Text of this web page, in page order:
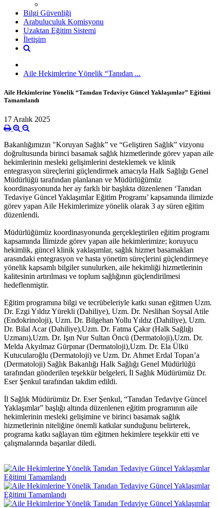
Bilgi Güvenliği
Arabuluculuk Komisyonu
Uzaktan Eğitim Sistemi
İletişim
Aile Hekimlerine Yönelik “Tanıdan ...
Aile Hekimlerine Yönelik “Tanıdan Tedaviye Güncel Yaklaşımlar” Eğitimi
Tamamlandı
17 Aralık 2025
Bakanlığımızın "Koruyan Sağlık” ve “Geliştiren Sağlık” vizyonu
doğrultusunda birinci basamak sağlık hizmetlerinde görev yapan aile
hekimlerinin mesleki gelişimlerini desteklemek ve klinik
entegrasyon süreçlerini güçlendirmek amacıyla Halk Sağlığı Genel
Müdürlüğü tarafından planlanan ve Müdürlüğümüz
koordinasyonunda her ay farklı bir başlıkta düzenlenen ‘Tanıdan
Tedaviye Güncel Yaklaşımlar Eğitim Programı’ kapsamında ilimizde
görev yapan Aile Hekimlerimize yönelik olarak 3 ay süren eğitim
düzenlendi.
Müdürlüğümüz koordinasyonunda gerçekleştirilen eğitim programı
kapsamında İlimizde görev yapan aile hekimlerimize; koruyucu
hekimlik, güncel klinik yaklaşımlar, sağlık hizmet basamakları
arasındaki entegrasyon ve hasta yönetim süreçlerini güçlendirmeye
yönelik kapsamlı bilgiler sunulurken, aile hekimliği hizmetlerinin
kalitesinin artırılması ve toplum sağlığının güçlendirilmesi
hedeflenmiştir.
Eğitim programına bilgi ve tecrübeleriyle katkı sunan eğitmen Uzm.
Dr. Ezgi Yıldız Yürekli (Dahiliye), Uzm. Dr. Neslihan Soysal Atile
(Endokrinoloji), Uzm. Dr. Bilgehan Yollu Yıldız (Dahiliye), Uzm.
Dr. Bilal Acar (Dahiliye),Uzm. Dr. Fatma Çakır (Halk Sağlığı
Uzmanı),Uzm. Dr. Işın Nur Sultan Öncü (Dermatoloji),Uzm. Dr.
Melda Akyılmaz Gürpınar (Dermatoloji),Uzm. Dr. Ela Ülkü
Kutucularoğlu (Dermatoloji) ve Uzm. Dr. Ahmet Erdal Topan’a
(Dermatoloji) Sağlık Bakanlığı Halk Sağlığı Genel Müdürlüğü
tarafından gönderilen teşekkür belgeleri, İl Sağlık Müdürümüz Dr.
Eser Şenkul tarafından takdim edildi.
İl Sağlık Müdürümüz Dr. Eser Şenkul, “Tanıdan Tedaviye Güncel
Yaklaşımlar” başlığı altında düzenlenen eğitim programının aile
hekimlerinin mesleki gelişimine ve birinci basamak sağlık
hizmetlerinin niteliğine önemli katkılar sunduğunu belirterek,
programa katkı sağlayan tüm eğitmen hekimlere teşekkür etti ve
çalışmalarında başarılar diledi.